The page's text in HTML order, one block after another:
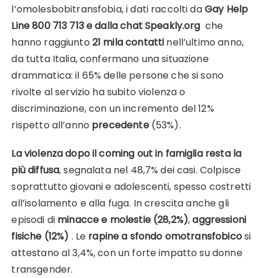
l’omolesbobitransfobia, i dati raccolti daGay Help
Line 800 713 713e dalla chat Speakly.org che
hanno raggiunto 21 mila contatti nell’ultimo anno,
da tutta Italia, confermano una situazione
drammatica: il 65% delle persone che si sono
rivolte al servizio ha subito violenza o
discriminazione, con un incremento del 12%
rispetto all’anno precedente(53%).
La violenza dopo il coming out in famiglia resta la
più diffusa, segnalata nel 48,7% dei casi. Colpisce
soprattutto giovani e adolescenti, spesso costretti
all’isolamento e alla fuga. In crescita anche gli
episodi di minacce e molestie (28,2%),aggressioni
fisiche (12%) . Le rapine a sfondo omotransfobicosi
attestano al 3,4%, con un forte impatto su donne
transgender.